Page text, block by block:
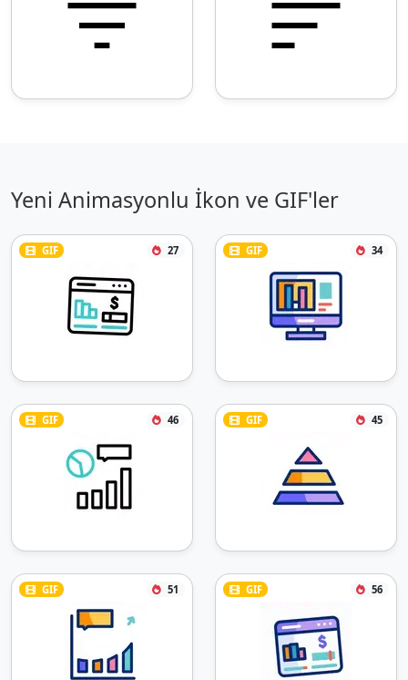
Yeni Animasyonlu İkon ve GIF'ler
GIF 27 GIF 34
GIF 46 GIF 45
GIF 51 GIF 56